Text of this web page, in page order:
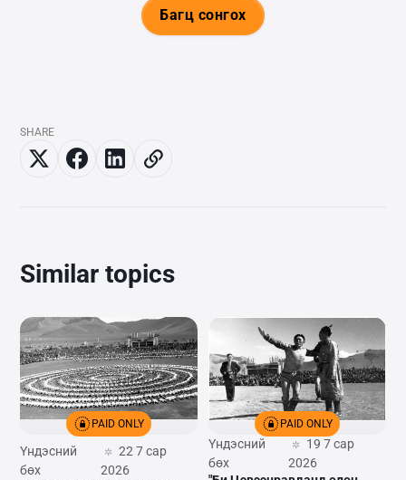
Багц сонгох
SHARE
Similar topics
PAID ONLY
Үндэсний
бөх
22 7 сар
2026
PAID ONLY
Үндэсний
бөх
19 7 сар
2026